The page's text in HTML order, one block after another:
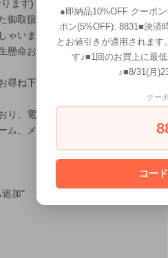
ます)
御取扱いですので、最初は
ゃいますが、お顔が見えな
懸命お世話させて 頂いてお
尋ね下さいませ、 どうぞ宜
、電話応対をすることが
ム、メールまたはLINEにて
加"
●即納品10%OFF クーポ
ポン(5%OFF): 8831■決済
とお値引きが適用されま
す♪■1回のお買上に最
♪■8/31(月
クー
コー